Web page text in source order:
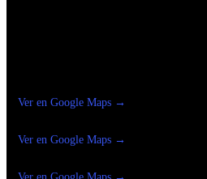
Ver en Google Maps →
Ver en Google Maps →